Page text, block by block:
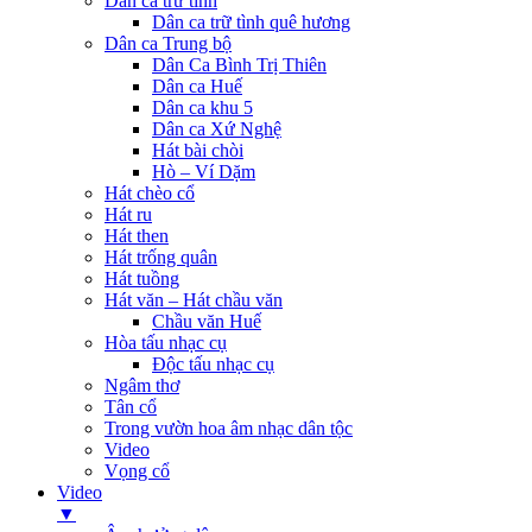
Dân ca trữ tình quê hương
Dân ca Trung bộ
Dân Ca Bình Trị Thiên
Dân ca Huế
Dân ca khu 5
Dân ca Xứ Nghệ
Hát bài chòi
Hò – Ví Dặm
Hát chèo cổ
Hát ru
Hát then
Hát trống quân
Hát tuồng
Hát văn – Hát chầu văn
Chầu văn Huế
Hòa tấu nhạc cụ
Độc tấu nhạc cụ
Ngâm thơ
Tân cổ
Trong vườn hoa âm nhạc dân tộc
Video
Vọng cổ
Video
▼